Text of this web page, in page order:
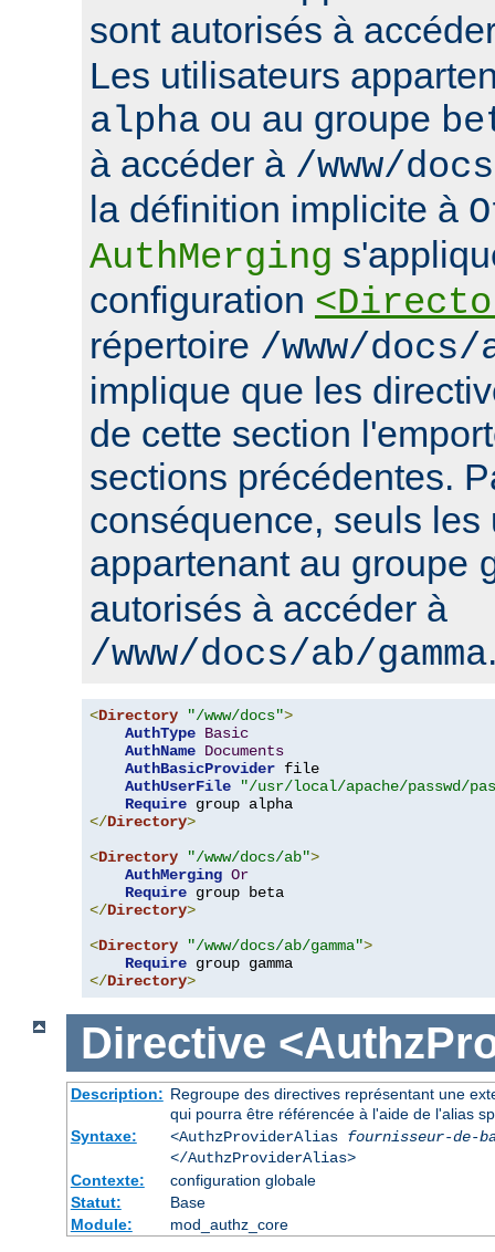
sont autorisés à
Les utilisateurs
alpha ou au groupe
à accéder à /www/
la définition implicite à
AuthMerging
configuration
répertoire /www/docs/
implique que les
de cette section
sections précédentes.
conséquence, seuls les
appartenant au groupe
autorisés à accéder à
/www/docs/ab/gamma
<Directory "/www/docs">
AuthType Basic
AuthName Documents
AuthBasicProvider file
AuthUserFile
"/usr/local/apache/passwd/
Require
</Directory>
<Directory "/www/docs/ab">
AuthMerging Or
Require
</Directory>
<Directory "/www/docs/ab/gamma">
Require
</Directory>
Directive
Description: Regroupe des directives représentant une
qui pourra être référencée à l'aide de l'alias
Syntaxe:
<AuthzProviderAlias fournisseur-de-
</AuthzProviderAlias>
Contexte:
configuration globale
Statut:
Base
Module:
mod_authz_core